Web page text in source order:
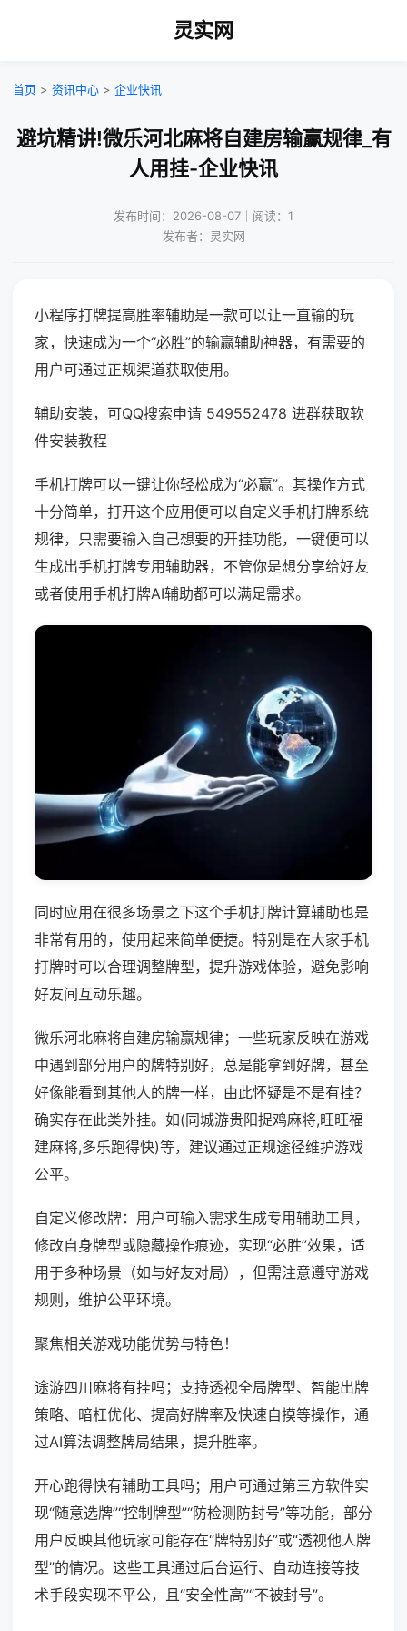
灵实网
首页 > 资讯中心 > 企业快讯
避坑精讲!微乐河北麻将自建房输赢规律_有
人用挂-企业快讯
发布时间：2026-08-07｜阅读：1
发布者：灵实网
小程序打牌提高胜率辅助是一款可以让一直输的玩
家，快速成为一个“必胜”的输赢辅助神器，有需要的
用户可通过正规渠道获取使用。
辅助安装，可QQ搜索申请 549552478 进群获取软
件安装教程
手机打牌可以一键让你轻松成为“必赢”。其操作方式
十分简单，打开这个应用便可以自定义手机打牌系统
规律，只需要输入自己想要的开挂功能，一键便可以
生成出手机打牌专用辅助器，不管你是想分享给好友
或者使用手机打牌AI辅助都可以满足需求。
同时应用在很多场景之下这个手机打牌计算辅助也是
非常有用的，使用起来简单便捷。特别是在大家手机
打牌时可以合理调整牌型，提升游戏体验，避免影响
好友间互动乐趣。
微乐河北麻将自建房输赢规律；一些玩家反映在游戏
中遇到部分用户的牌特别好，总是能拿到好牌，甚至
好像能看到其他人的牌一样，由此怀疑是不是有挂？
确实存在此类外挂。如(同城游贵阳捉鸡麻将,旺旺福
建麻将,多乐跑得快)等，建议通过正规途径维护游戏
公平。
自定义修改牌：用户可输入需求生成专用辅助工具，
修改自身牌型或隐藏操作痕迹，实现“必胜”效果，适
用于多种场景（如与好友对局），但需注意遵守游戏
规则，维护公平环境。
聚焦相关游戏功能优势与特色！
途游四川麻将有挂吗；支持透视全局牌型、智能出牌
策略、暗杠优化、提高好牌率及快速自摸等操作，通
过AI算法调整牌局结果，提升胜率。
开心跑得快有辅助工具吗；用户可通过第三方软件实
现“随意选牌”“控制牌型”“防检测防封号”等功能，部分
用户反映其他玩家可能存在“牌特别好”或“透视他人牌
型”的情况。这些工具通过后台运行、自动连接等技
术手段实现不平公，且“安全性高”“不被封号”。